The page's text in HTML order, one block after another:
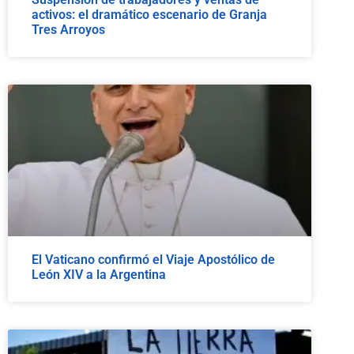
activos: el dramático escenario de Granja
Tres Arroyos
El Vaticano confirmó el Viaje Apostólico de
León XIV a la Argentina